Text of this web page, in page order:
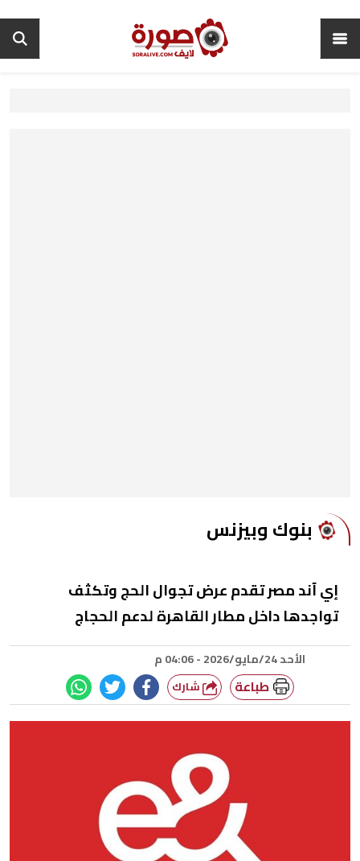
بنوك وبيزنس
إي آند مصر تقدم عرض تجوال الحج وتكثف
تواجدها داخل مطار القاهرة لدعم الحجاج
الأحد 24/مايو/2026 - 04:06 م
طباعة